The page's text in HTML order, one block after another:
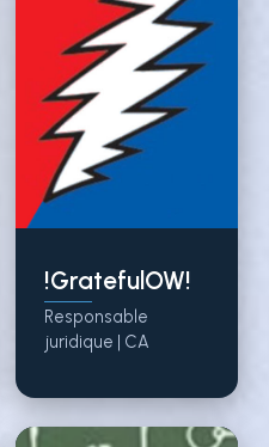
!GratefulOW!
Responsable
juridique | CA